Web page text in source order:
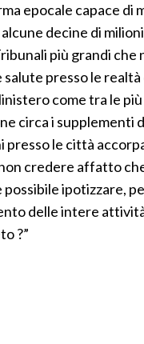
epocale capace di
decine di
più grandi
presso le realtà
come tra le
circa i supplementi
le città
credere affatto
ipotizzare,
delle intere
?”